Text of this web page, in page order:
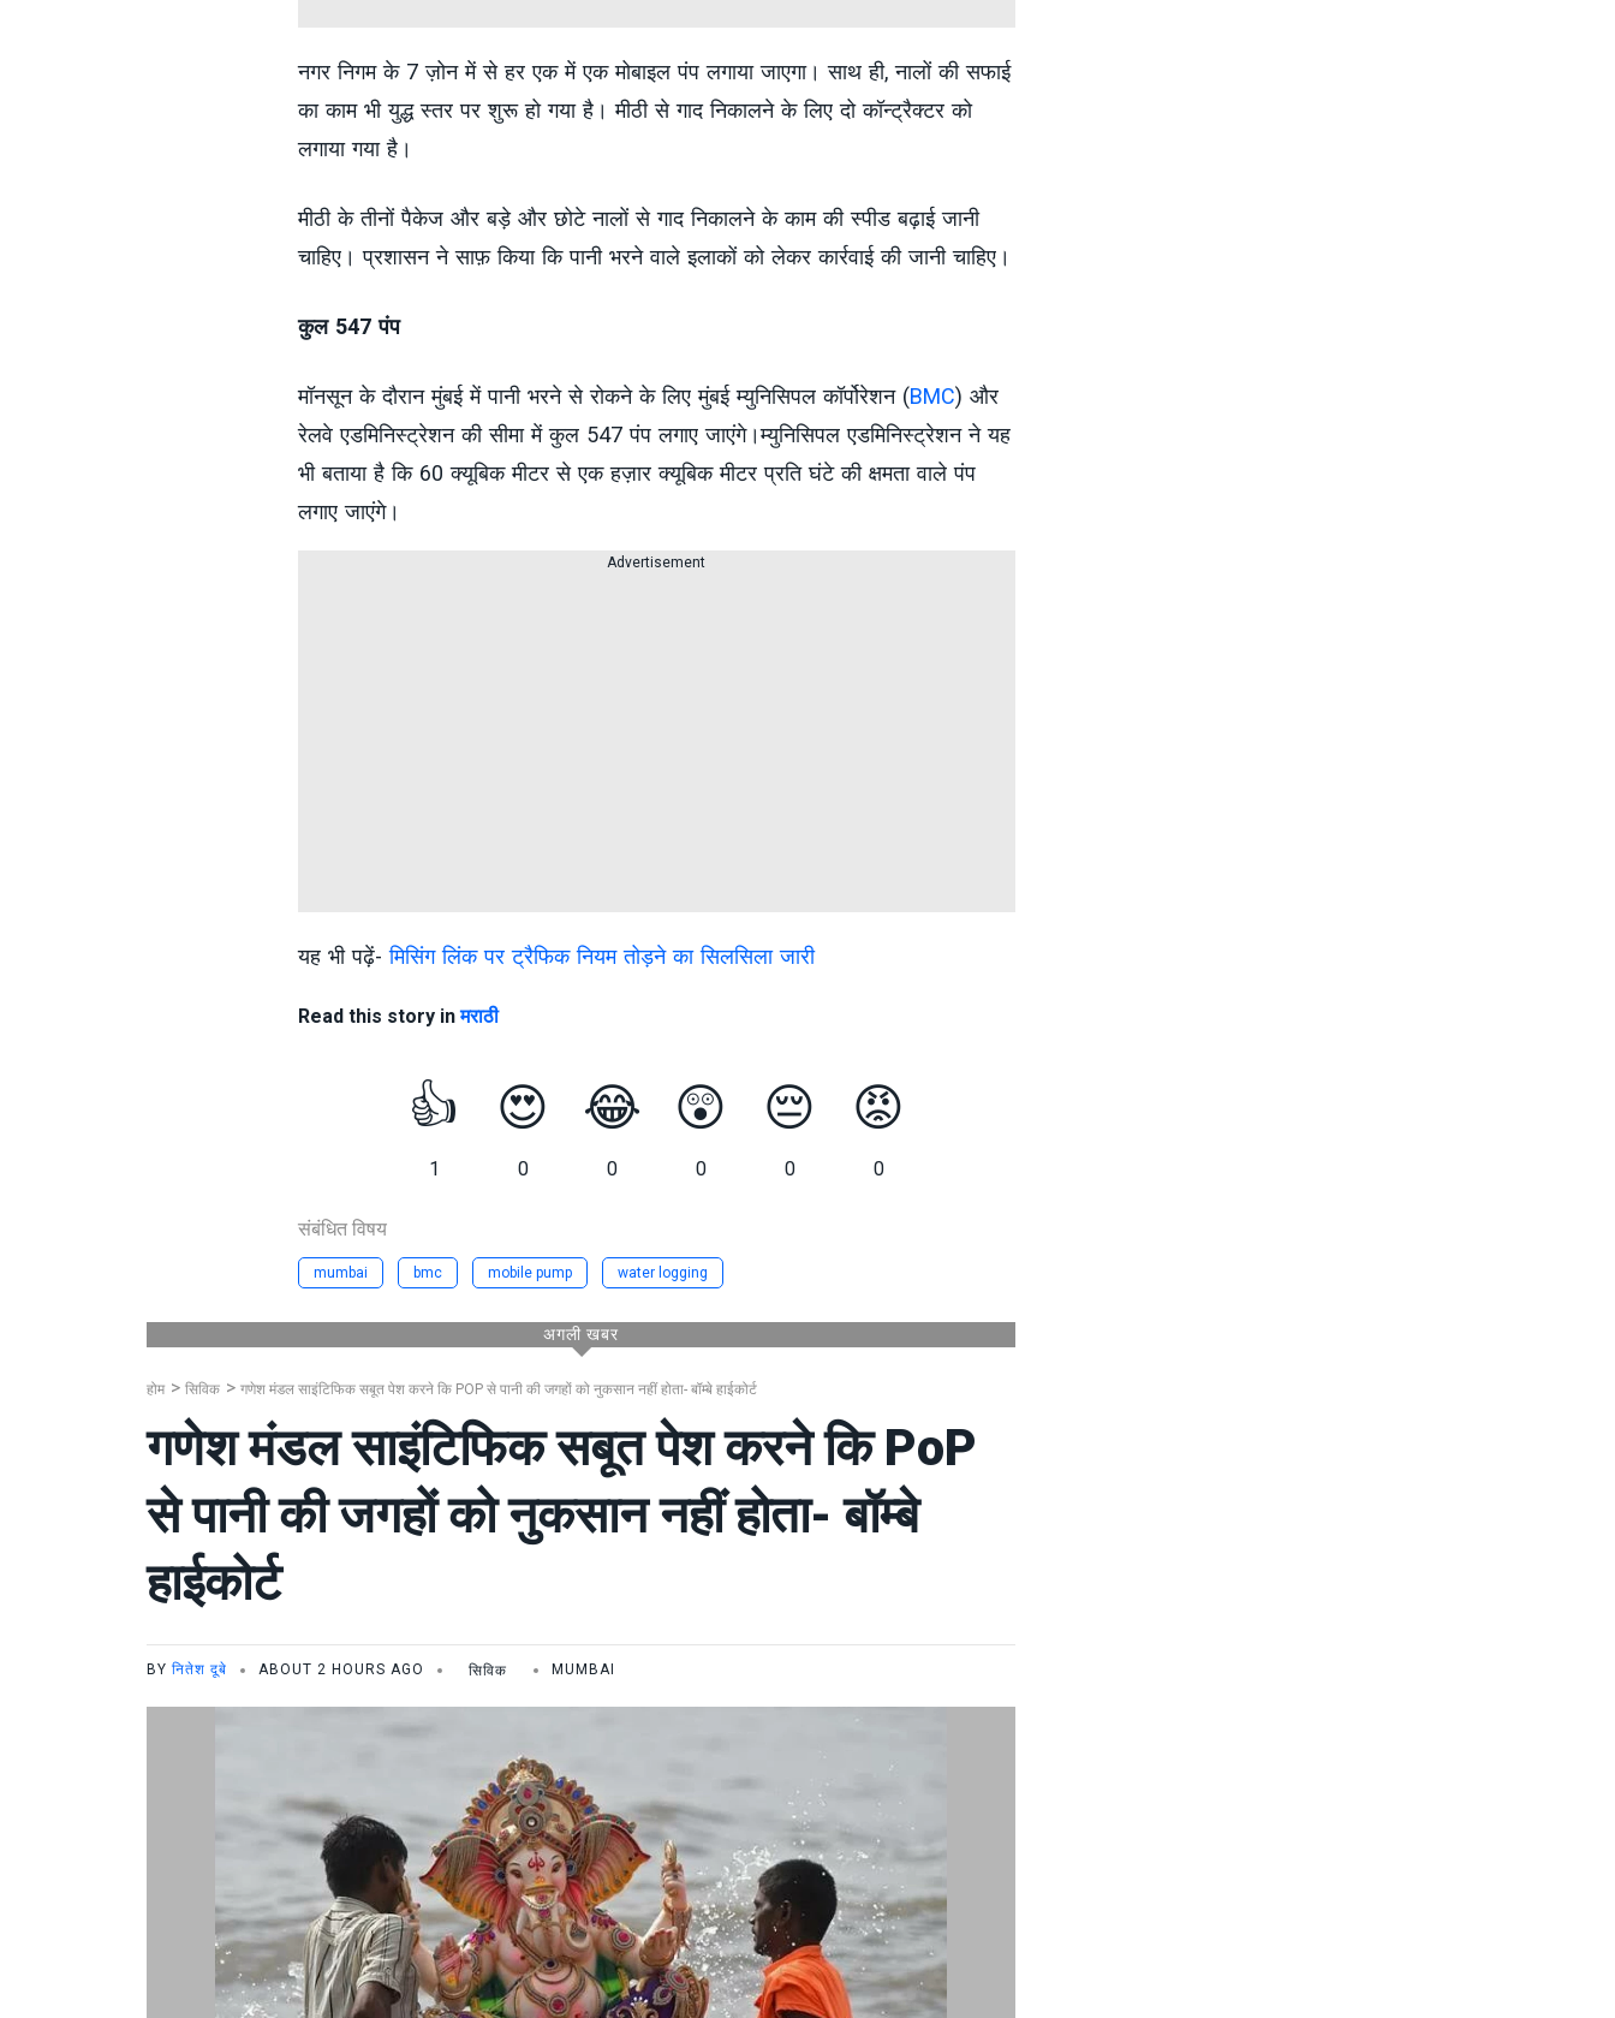
नगर निगम के 7 ज़ोन में से हर एक में एक मोबाइल पंप लगाया जाएगा। साथ ही, नालों की सफाई
का काम भी युद्ध स्तर पर शुरू हो गया है। मीठी से गाद निकालने के लिए दो कॉन्ट्रैक्टर को
लगाया गया है।
मीठी के तीनों पैकेज और बड़े और छोटे नालों से गाद निकालने के काम की स्पीड बढ़ाई जानी
चाहिए। प्रशासन ने साफ़ किया कि पानी भरने वाले इलाकों को लेकर कार्रवाई की जानी चाहिए।
कुल 547 पंप
मॉनसून के दौरान मुंबई में पानी भरने से रोकने के लिए मुंबई म्युनिसिपल कॉर्पोरेशन (BMC) और
रेलवे एडमिनिस्ट्रेशन की सीमा में कुल 547 पंप लगाए जाएंगे।म्युनिसिपल एडमिनिस्ट्रेशन ने यह
भी बताया है कि 60 क्यूबिक मीटर से एक हज़ार क्यूबिक मीटर प्रति घंटे की क्षमता वाले पंप
लगाए जाएंगे।
Advertisement
यह भी पढ़ें-मिसिंग लिंक पर ट्रैफिक नियम तोड़ने का सिलसिला जारी
Read this story inमराठी
👍
1
😍
0
😂
0
😲
0
😔
0
😡
0
संबंधित विषय
mumbai bmc mobile pump water logging
अगली खबर
होम सिविक गणेश मंडल साइंटिफिक सबूत पेश करने कि POP से पानी की जगहों को नुकसान नहीं होता- बॉम्बे हाईकोर्ट
गणेश मंडल साइंटिफिक सबूत पेश करने कि PoP
से पानी की जगहों को नुकसान नहीं होता- बॉम्बे
हाईकोर्ट
BY नितेश दूबे ABOUT 2 HOURS AGO सिविक MUMBAI